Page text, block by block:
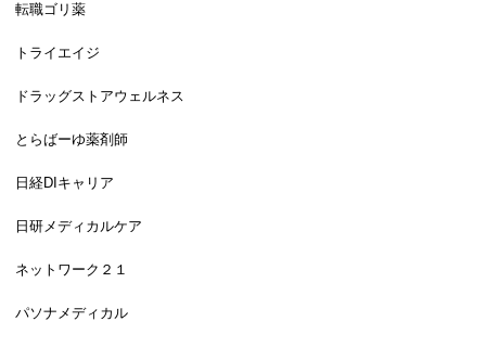
転職ゴリ薬
トライエイジ
ドラッグストアウェルネス
とらばーゆ薬剤師
日経DIキャリア
日研メディカルケア
ネットワーク２１
パソナメディカル